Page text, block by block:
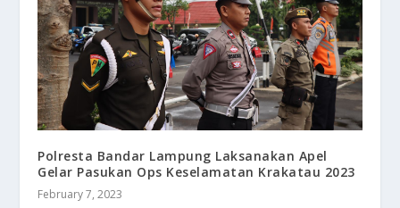
Polresta Bandar Lampung Laksanakan Apel
Gelar Pasukan Ops Keselamatan Krakatau 2023
February 7, 2023